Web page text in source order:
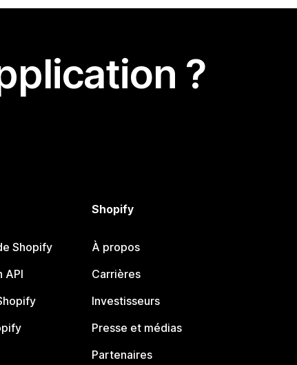
?
Shopify
API
Shopify
À propos
Carrières
Investisseurs
Presse et médias
Partenaires